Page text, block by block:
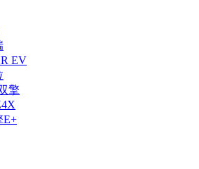
EV
擎
E+